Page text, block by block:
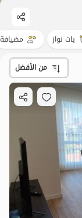
بات نواز مضيافة
من الأفضل